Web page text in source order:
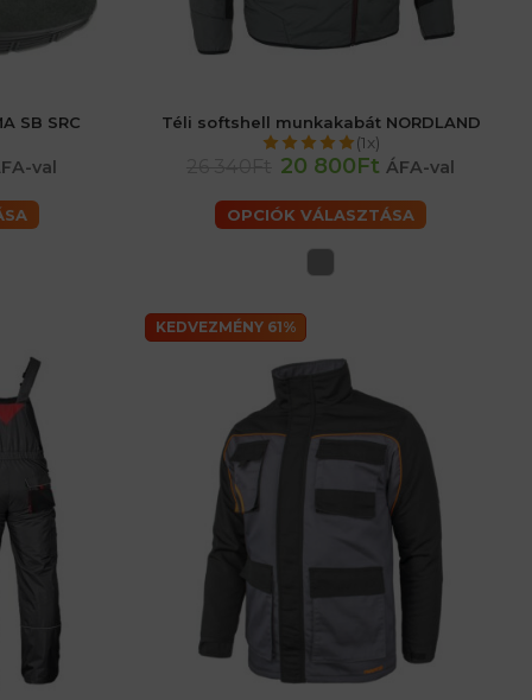
SB SRC
val
férfiaké - M férfiaké - L
férfiaké - XL
férfiaké - 2XL
férfiaké - 3XL
Téli softshell munkakabát NORDLAND
(1x)
20 800Ft ÁFA-val
OPCIÓK VÁLASZTÁSA
KEDVEZMÉNY 61%